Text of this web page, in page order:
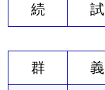
続 試
群 義